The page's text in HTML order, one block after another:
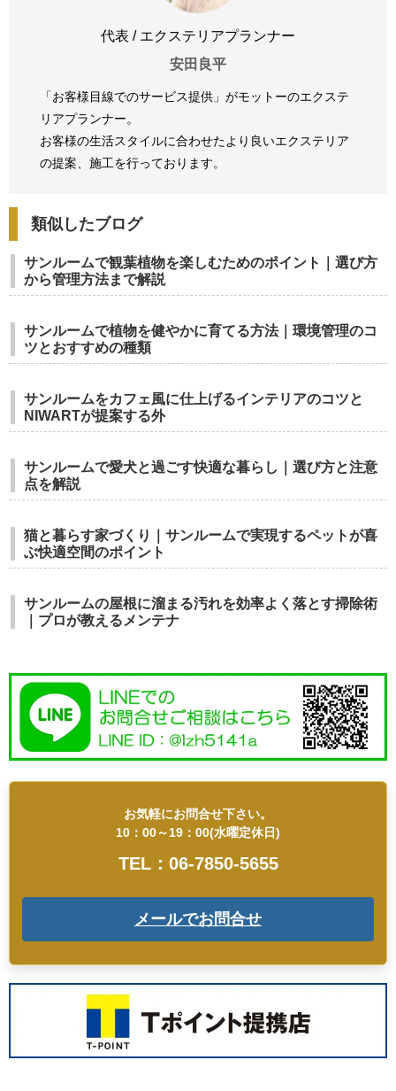
代表 / エクステリアプランナー
安田良平
「お客様目線でのサービス提供」がモットーのエクステ
リアプランナー。
お客様の生活スタイルに合わせたより良いエクステリア
の提案、 施工を行っております。
類似したブログ
サンルームで観葉植物を楽しむためのポイント｜選び方
から管理方法まで解説
サンルームで植物を健やかに育てる方法｜環境管理のコ
ツとおすすめの種類
サンルームをカフェ風に仕上げるインテリアのコツと
NIWARTが提案する外
サンルームで愛犬と過ごす快適な暮らし｜選び方と注意
点を解説
猫と暮らす家づくり｜サンルームで実現するペットが喜
ぶ快適空間のポイント
サンルームの屋根に溜まる汚れを効率よく落とす掃除術
｜プロが教えるメンテナ
お気軽にお問合せ下さい。
10：00～19：00(水曜定休日)
TEL：06-7850-5655
メールでお問合せ